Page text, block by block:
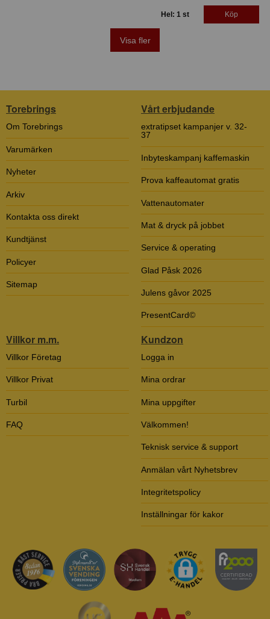
Hel: 1 st Köp
Visa fler
Torebrings
Om Torebrings
Varumärken
Nyheter
Arkiv
Kontakta oss direkt
Kundtjänst
Policyer
Sitemap
Vårt erbjudande
extratipset kampanjer v. 32-
37
Inbyteskampanj kaffemaskin
Prova kaffeautomat gratis
Vattenautomater
Mat & dryck på jobbet
Service & operating
Glad Påsk 2026
Julens gåvor 2025
PresentCard©
Villkor m.m.
Villkor Företag
Villkor Privat
Turbil
FAQ
Kundzon
Logga in
Mina ordrar
Mina uppgifter
Välkommen!
Teknisk service & support
Anmälan vårt Nyhetsbrev
Integritetspolicy
Inställningar för kakor